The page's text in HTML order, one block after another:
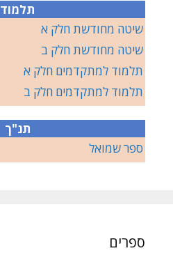
תלמוד
שיטה מחודשת חלק א
שיטה מחודשת חלק ב
תלמוד למתקדמים חלק א
תלמוד למתקדמים חלק ב
תנ"ך
ספר שמואל
ספרים